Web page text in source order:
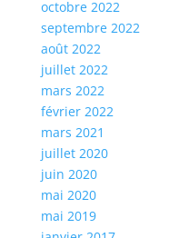
octobre 2022
septembre 2022
août 2022
juillet 2022
mars 2022
février 2022
mars 2021
juillet 2020
juin 2020
mai 2020
mai 2019